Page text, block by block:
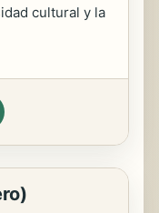
cultural y la